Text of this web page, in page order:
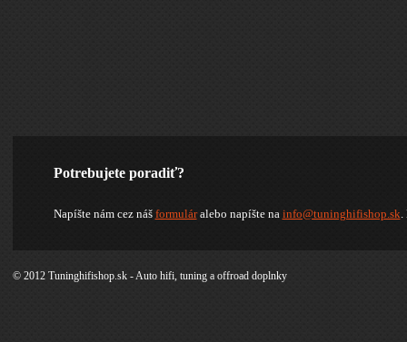
Potrebujete poradiť?
Napíšte nám cez náš formuláralebo napíšte na info@tuninghifishop.sk.
© 2012 Tuninghifishop.sk - Auto hifi, tuning a offroad doplnky